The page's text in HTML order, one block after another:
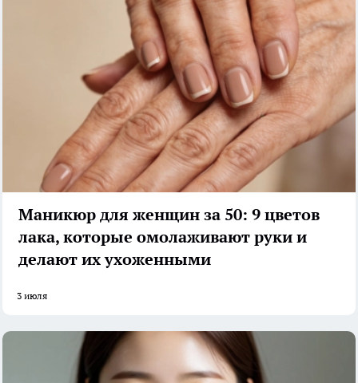
Маникюр для женщин за 50: 9 цветов
лака, которые омолаживают руки и
делают их ухоженными
3 июля